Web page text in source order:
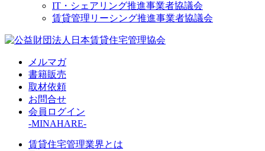
IT・シェアリング推進事業者協議会
賃貸管理リーシング推進事業者協議会
メルマガ
書籍販売
取材依頼
お問合せ
会員ログイン
-MINAHARE-
賃貸住宅管理業界とは